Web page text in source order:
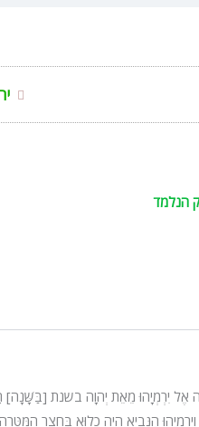
הנלמד
אֶל יִרְמְיָהוּ מֵאֵת יְהוָה בשנת
וְיִרְמְיָהוּ הַנָּבִיא הָיָה כָלוּא בַּחֲצַר